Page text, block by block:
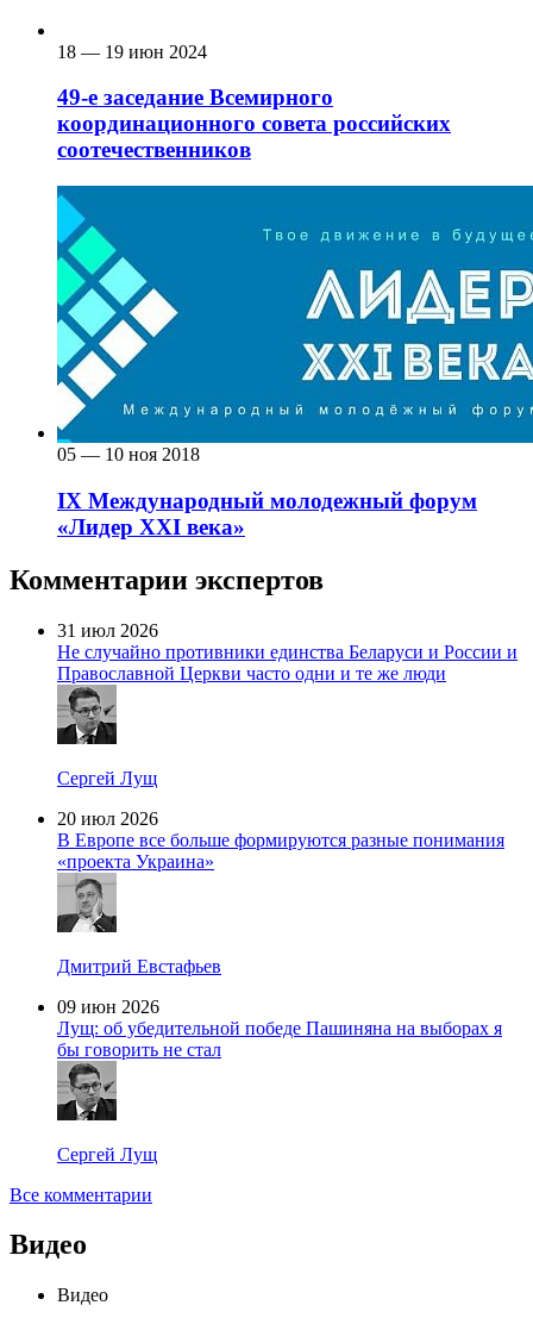
18 — 19 июн 2024
49-е заседание Всемирного
координационного совета российских
соотечественников
05 — 10 ноя 2018
IX Международный молодежный форум
«Лидер ХХI века»
Комментарии экспертов
31 июл 2026
Не случайно противники единства Беларуси и России и
Православной Церкви часто одни и те же люди
Сергей Лущ
20 июл 2026
В Европе все больше формируются разные понимания
«проекта Украина»
Дмитрий Евстафьев
09 июн 2026
Лущ: об убедительной победе Пашиняна на выборах я
бы говорить не стал
Сергей Лущ
Все комментарии
Видео
Видео